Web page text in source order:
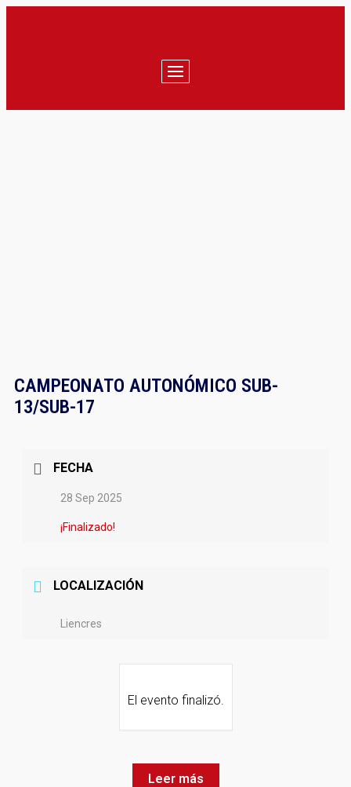
CAMPEONATO AUTONÓMICO SUB-
13/SUB-17
FECHA
28 Sep 2025
¡Finalizado!
LOCALIZACIÓN
Liencres
El evento finalizó.
Leer más